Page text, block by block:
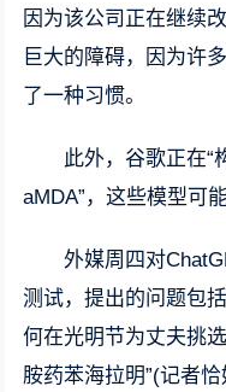
因为该公司正在继续
巨大的障碍，因为许
了一种习惯。
此外，谷歌正在“
aMDA”，这些模型可
外媒周四对
测试，提出的问题包
何在光明节为丈夫挑
胺药苯海拉明”(记者